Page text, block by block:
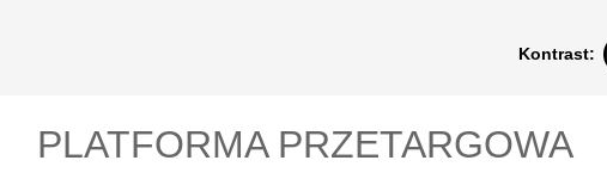
Kontrast:
PLATFORMA PRZETARGOWA